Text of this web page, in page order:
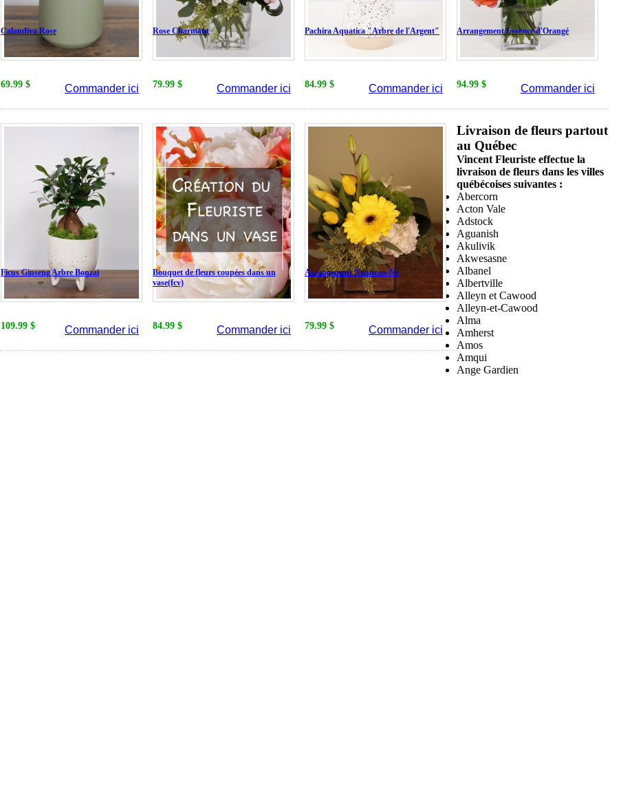
Calandiva Rose
69.99 $ Commander ici
Rose Charmant
79.99 $ Commander ici
Pachira Aquatica "Arbre de l'Argent"
84.99 $ Commander ici
Arrangement Essence d'Orangé
94.99 $ Commander ici
Ficus Ginseng Arbre Bonzaï
109.99 $ Commander ici
Bouquet de fleurs coupées dans un
vase(fcv)
84.99 $ Commander ici
Arrangement Nouneau-Né
79.99 $ Commander ici
Livraison de fleurs partout
au Québec
Vincent Fleuriste effectue la
livraison de fleurs dans les villes
québécoises suivantes :
Abercorn
Acton Vale
Adstock
Aguanish
Akulivik
Akwesasne
Albanel
Albertville
Alleyn et Cawood
Alleyn-et-Cawood
Alma
Amherst
Amos
Amqui
Ange Gardien